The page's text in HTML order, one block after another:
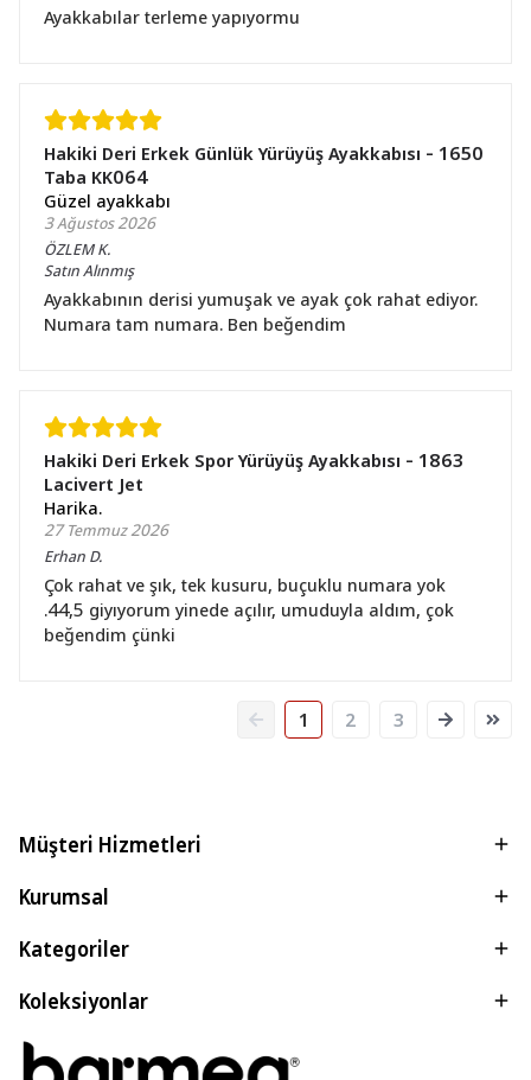
Ayakkabılar terleme yapıyormu
Hakiki Deri Erkek Günlük Yürüyüş Ayakkabısı - 1650
Taba KK064
Güzel ayakkabı
3 Ağustos 2026
ÖZLEM K.
Satın Alınmış
Ayakkabının derisi yumuşak ve ayak çok rahat ediyor.
Numara tam numara. Ben beğendim
Hakiki Deri Erkek Spor Yürüyüş Ayakkabısı - 1863
Lacivert Jet
Harika.
27 Temmuz 2026
Erhan D.
Çok rahat ve şık, tek kusuru, buçuklu numara yok
.44,5 giyıyorum yinede açılır, umuduyla aldım, çok
beğendim çünki
1 2 3
Müşteri Hizmetleri
Kurumsal
Kategoriler
Koleksiyonlar